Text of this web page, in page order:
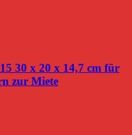
30 x 20 x 14,7 cm für
zur Miete